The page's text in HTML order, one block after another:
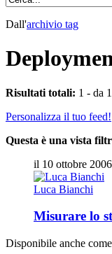
Dall'archivio tag
Risultati totali: 1 - da
Personalizza il tuo feed!
Questa è una vista
il 10 ottobre
Luca Bianchi
Misurare lo
Disponibile anche come